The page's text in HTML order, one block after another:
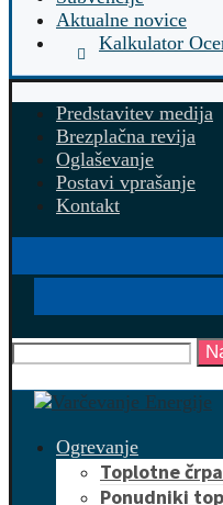
Aktualne novice
Kalkulator
Predstavitev medija
Brezplačna revija
Oglaševanje
Postavi vprašanje
Kontakt
Ogrevanje
Toplotne
Ponudniki